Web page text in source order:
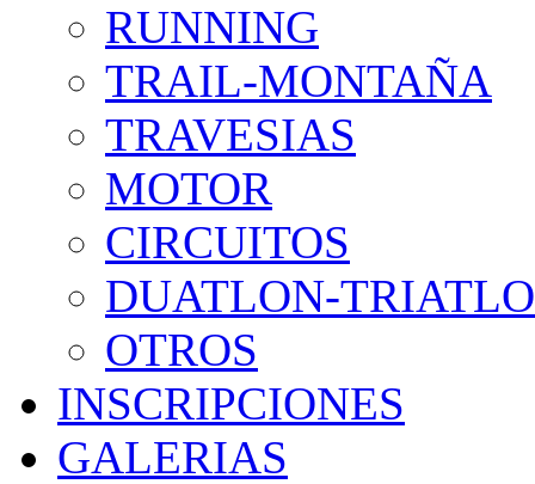
RUNNING
TRAIL-MONTAÑA
TRAVESIAS
MOTOR
CIRCUITOS
DUATLON-
OTROS
INSCRIPCIONES
GALERIAS